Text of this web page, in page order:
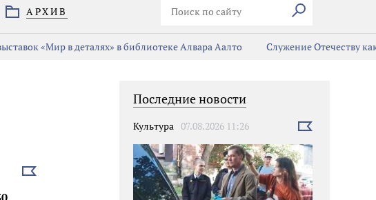
АРХИВ Искать
«Мир в деталях» в библиотеке Алвара Аалто Служение Отечеству
Выбрать
Последние новости
Культура 07.08.2026 11:26
Выбрать